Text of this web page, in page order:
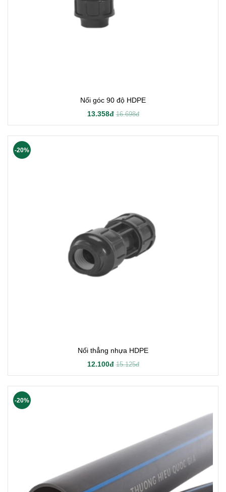
Nối góc 90 độ HDPE
13.358đ 16.698đ
Nối thẳng nhựa HDPE
12.100đ 15.125đ
-20%
-20%